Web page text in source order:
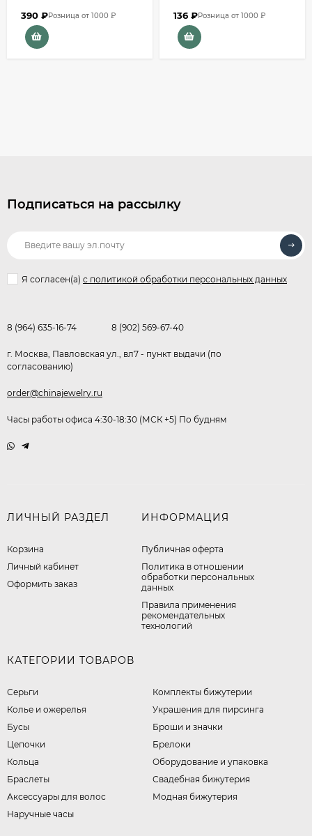
390 ₽Розница от 1000 ₽ 136 ₽Розница от 1000 ₽
Подписаться на рассылку
Я согласен(a) с политикой обработки персональных данных
8 (964) 635-16-74 8 (902) 569-67-40
г. Москва, Павловская ул., вл7 - пункт выдачи (по
согласованию)
order@chinajewelry.ru
Часы работы офиса 4:30-18:30 (МСК +5) По будням
ЛИЧНЫЙ РАЗДЕЛ
Корзина
Личный кабинет
Оформить заказ
ИНФОРМАЦИЯ
Публичная оферта
​Политика в отношении
обработки персональных
данных
Правила применения
рекомендательных
технологий
КАТЕГОРИИ ТОВАРОВ
Серьги
Колье и ожерелья
Бусы
Цепочки
Кольца
Браслеты
Аксессуары для волос
Наручные часы
Комплекты бижутерии
Украшения для пирсинга
Броши и значки
Брелоки
Оборудование и упаковка
Свадебная бижутерия
Модная бижутерия